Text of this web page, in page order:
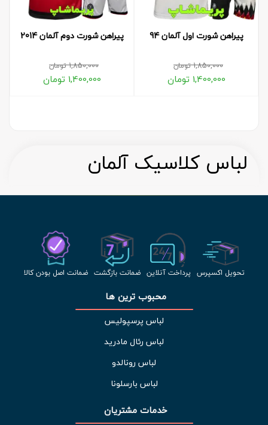
پیراهن شورت اول آلمان 94
1,850,000تومان
1,400,000 تومان
پیراهن شورت دوم آلمان 2014
1,850,000تومان
1,400,000 تومان
لباس کلاسیک آلمان
تحویل اکسپرس پرداخت آنلاین ضمانت بازگشت ضمانت اصل بودن کالا
محبوب ترین ها
لباس پرسپولیس
لباس رئال مادرید
لباس رونالدو
لباس بارسلونا
خدمات مشتریان